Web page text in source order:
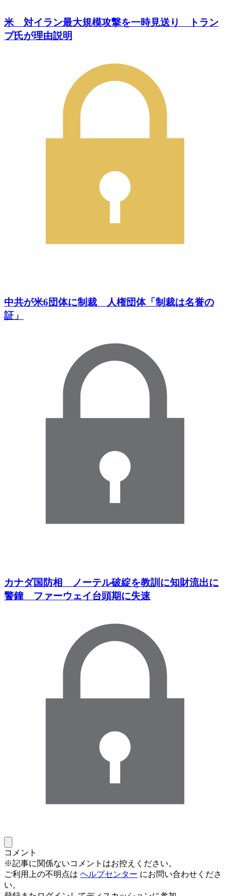
米 対イラン最大規模攻撃を一時見送り トラン
プ氏が理由説明
中共が米6団体に制裁 人権団体「制裁は名誉の
証」
カナダ国防相 ノーテル破綻を教訓に知財流出に
警鐘 ファーウェイ台頭期に失速
コメント
※記事に関係ないコメントはお控えください。
ご利用上の不明点は ヘルプセンター にお問い合わせくださ
い。